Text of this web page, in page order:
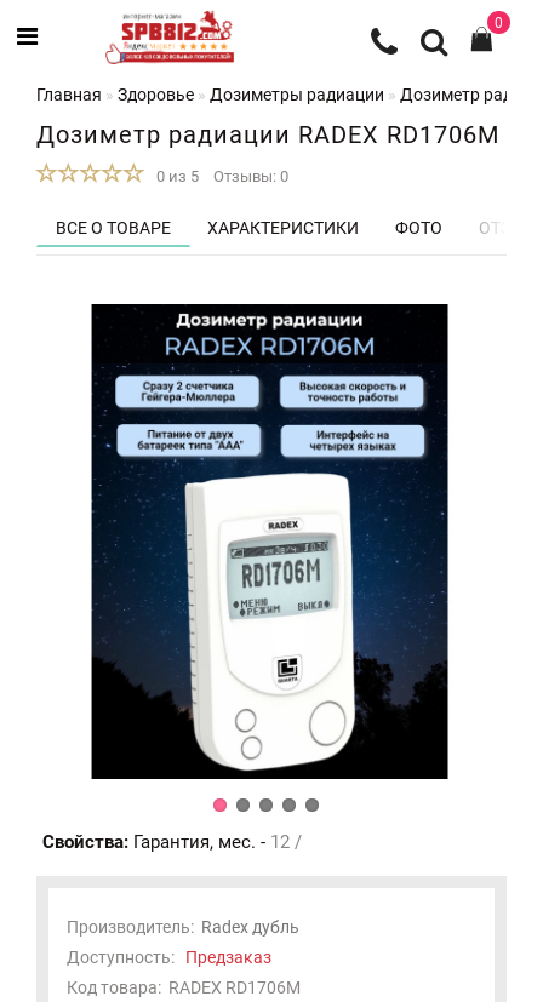
0
Главная Здоровье Дозиметры радиации Дозиметр
Дозиметр радиации RADEX RD1706M
0 из 5 Отзывы: 0
ВСЕ О ТОВАРЕ ХАРАКТЕРИСТИКИ ФОТО
Свойства: Гарантия, мес. - 12 /
Производитель: Radex дубль
Доступность: Предзаказ
Код товара: RADEX RD1706M